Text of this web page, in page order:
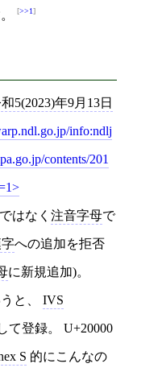
>>1
5(2023)年9月13日
info:ndlj
contents/201
ではなく 注音字母で
への追加を拒否
に新規追加)。
と、 IVS
て登録。 U+20000
S 的にこんなの